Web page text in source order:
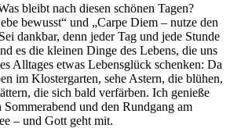
bleibt nach diesen schönen Tagen?
bewusst“ und „Carpe Diem – nutze den
dankbar, denn jeder Tag und jede Stunde
es die kleinen Dinge des Lebens, die uns
Alltages etwas Lebensglück schenken: Da
im Klostergarten, sehe Astern, die blühen,
die sich bald verfärben. Ich genieße
und den Rundgang am
– und Gott geht mit.